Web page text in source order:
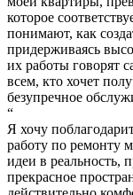
которое
понимают, как
придерживаясь
их работы говорят
всем, кто хочет
безупречное
“
Я хочу
работу по ремонту
идеи в реальность,
прекрасное